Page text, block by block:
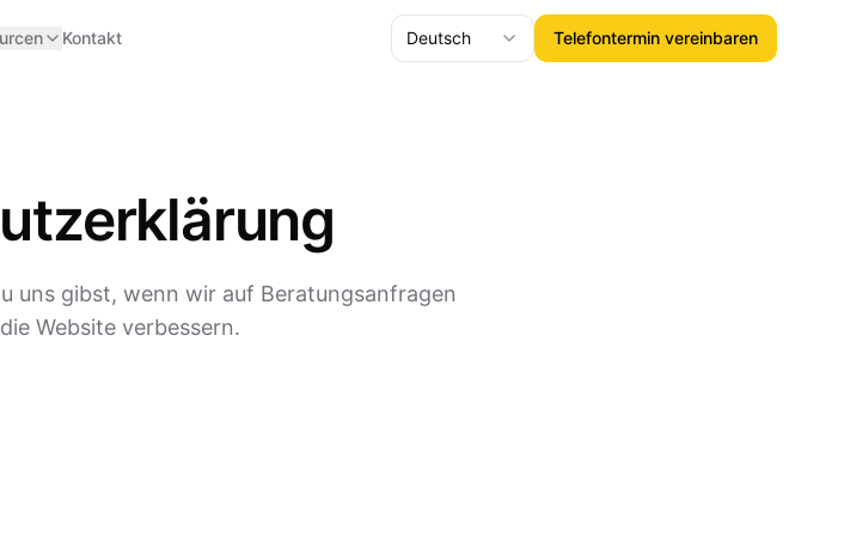
Kontakt Deutsch Telefontermin vereinbaren
uns gibst, wenn wir auf Beratungsanfragen
Website verbessern.